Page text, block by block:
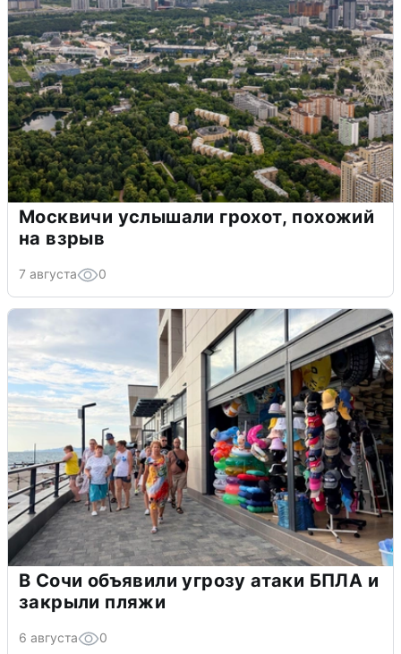
Москвичи услышали грохот, похожий
на взрыв
7 августа 0
В Сочи объявили угрозу атаки БПЛА и
закрыли пляжи
6 августа 0